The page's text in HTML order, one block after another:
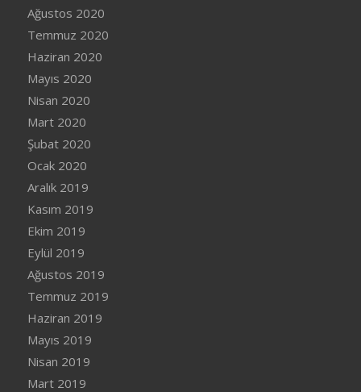
Ağustos 2020
Temmuz 2020
Haziran 2020
Mayıs 2020
Nisan 2020
Mart 2020
Şubat 2020
Ocak 2020
Aralık 2019
Kasım 2019
Ekim 2019
Eylül 2019
Ağustos 2019
Temmuz 2019
Haziran 2019
Mayıs 2019
Nisan 2019
Mart 2019